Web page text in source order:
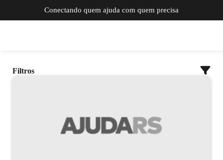
Conectando quem ajuda com quem precisa
Filtros